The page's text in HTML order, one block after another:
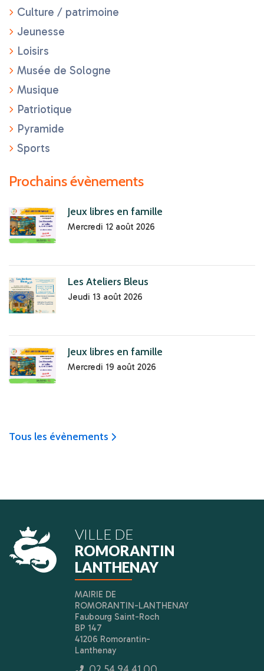
Culture / patrimoine
Jeunesse
Loisirs
Musée de Sologne
Musique
Patriotique
Pyramide
Sports
Prochains évènements
Jeux libres en famille
Mercredi 12 août 2026
Les Ateliers Bleus
Jeudi 13 août 2026
Jeux libres en famille
Mercredi 19 août 2026
Tous les évènements icon
VILLE DE
ROMORANTIN
LANTHENAY
MAIRIE DE
ROMORANTIN-LANTHENAY
Faubourg Saint-Roch
BP 147
41206 Romorantin-
Lanthenay
icon